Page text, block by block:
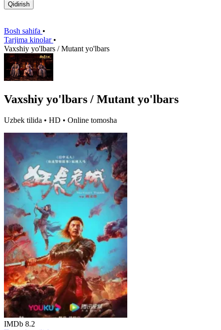
Qidirish
Bosh sahifa •
Tarjima kinolar •
Vaxshiy yo'lbars / Mutant yo'lbars
Vaxshiy yo'lbars / Mutant yo'lbars
Uzbek tilida • HD • Online tomosha
IMDb 8.2